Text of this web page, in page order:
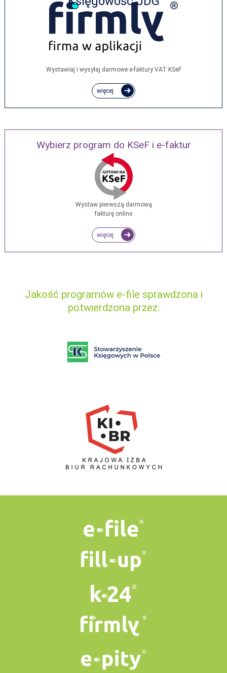
Wystawiaj i wysyłaj darmowe e‑faktury VAT KSeF
więcej
Wybierz program do KSeF i e-faktur
Wystaw pierwszą darmową
fakturę online
więcej
Jakość programów e-file sprawdzona i
potwierdzona przez: